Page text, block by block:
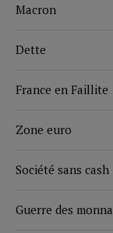
Macron
Dette
France en Faillite
Zone euro
Société sans cash
Guerre des